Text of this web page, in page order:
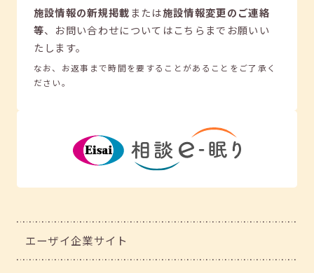
施設情報の新規掲載または施設情報変更のご連絡
等、 お問い合わせについてはこちらまでお願いい
たします。
なお、お返事まで時間を要することがあることをご了承く
ださい。
エーザイ企業サイト